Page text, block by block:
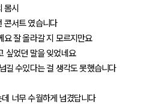
몸시
콘서트 였습니다
잘 올라갈 지 모르지만요
싶었던 말을 잊었네요
길 수있다는 걸 생각도 못했습니다
너무 수월하게 넘겼답니다